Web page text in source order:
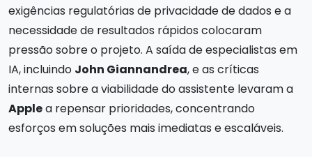
exigências regulatórias de privacidade de dados e a
necessidade de resultados rápidos colocaram
pressão sobre o projeto. A saída de especialistas em
IA, incluindo John Giannandrea, e as críticas
internas sobre a viabilidade do assistente levaram a
Applea repensar prioridades, concentrando
esforços em soluções mais imediatas e escaláveis.